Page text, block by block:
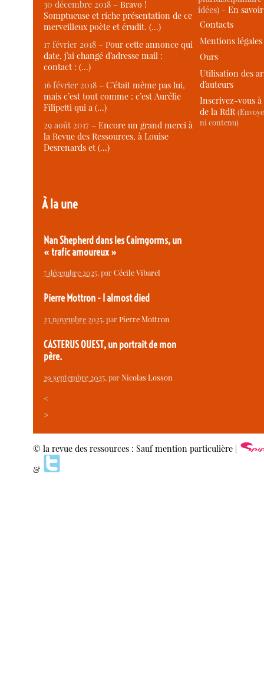
30 décembre 2018 –Bravo !
Somptueuse et riche présentation de ce
merveilleux poète et érudit. (…)
17 février 2018 –Pour cette annonce qui
date, j’ai changé d’adresse mail :
contact : (…)
16 février 2018 –C’était même pas lui,
mais c’est tout comme : c’est Aurélie
Filipetti qui a (…)
29 août 2017 –Encore un grand merci à
la Revue des Ressources, à Louise
Desrenards et (…)
À la une
Nan Shepherd dans les Cairngorms, un
« trafic amoureux »
7 décembre 2025, parCécile Vibarel
Pierre Mottron - I almost died
23 novembre 2025, parPierre Mottron
CASTERUS OUEST, un portrait de mon
père.
29 septembre 2025, parNicolas Losson
<
>
idées) -En
Contacts
Mentions légales
Ours
Utilisation des
d’auteurs
Inscrivez-vous
de la RdR
ni contenu)
© la revue des ressources : Sauf mention particulière |
&